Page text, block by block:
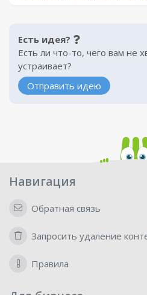
Есть идея?
Есть ли что-то, чего вам не
устраивает?
Отправить идею
Навигация
Обратная связь
Запросить удаление
Правила